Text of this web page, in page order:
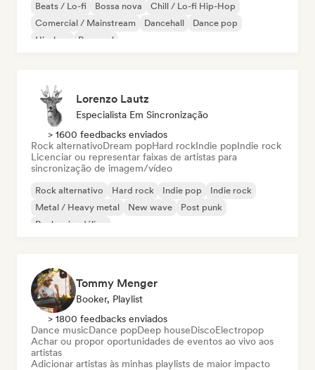
Beats / Lo-fi Bossa nova
Chill / Lo-fi Hip-Hop
Comercial / Mainstream
Dancehall
Dance pop
Hip-hop
Pop soul
Lorenzo Lautz
Especialista Em Sincronização
> 1600 feedbacks enviados
Rock alternativoDream popHard rockIndie popIndie rock
Licenciar ou representar faixas de artistas para
sincronização de imagem/vídeo
Rock alternativo Hard rock Indie pop
Indie rock
Metal / Heavy metal
New wave
Post punk
Rock psicodélico
Tommy Menger
Booker, Playlist
> 1800 feedbacks enviados
Dance musicDance popDeep houseDiscoElectropop
Achar ou propor oportunidades de eventos ao vivo aos
artistas
Adicionar artistas às minhas playlists de maior impacto